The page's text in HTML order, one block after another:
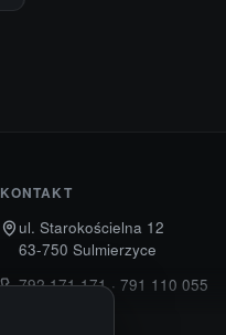
KONTAKT
ul. Starokościelna 12
63-750 Sulmierzyce
792 171 171 · 791 110 055